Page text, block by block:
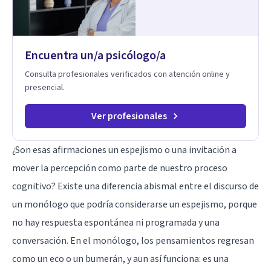
emprendimiento. Temas de ansiedad. Depresión. Temas de
figuran en este listado y por los que puedes consultarnos…
Administración.
Encuentra un/a psicólogo/a
Consulta profesionales verificados con atención online y
presencial.
Ver profesionales
¿Son esas afirmaciones un espejismo o una invitación a
mover la percepción como parte de nuestro proceso
cognitivo? Existe una diferencia abismal entre el discurso de
un monólogo que podría considerarse un espejismo, porque
no hay respuesta espontánea ni programada y una
conversación. En el monólogo, los pensamientos regresan
como un eco o un bumerán, y aun así funciona: es una